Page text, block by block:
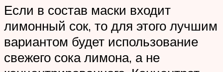
Если в состав маски входит
лимонный сок, то для этого лучшим
вариантом будет использование
свежего сока лимона, а не